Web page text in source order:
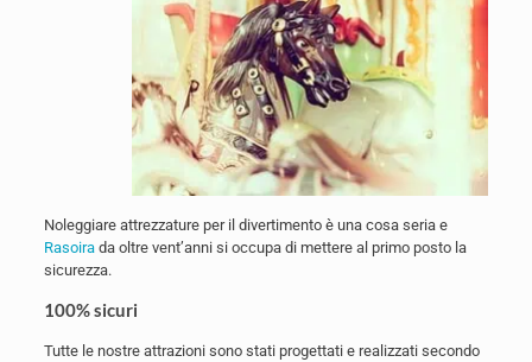
Noleggiare attrezzature per il divertimento è una cosa seria e
Rasoirada oltre vent’anni si occupa di mettere al primo posto la
sicurezza.
100% sicuri
Tutte le nostre attrazioni sono stati progettati e realizzati secondo